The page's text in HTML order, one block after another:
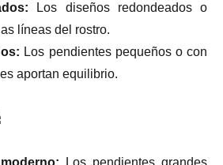
Los diseños redondeados o
líneas del rostro.
Los pendientes pequeños o con
aportan equilibrio.